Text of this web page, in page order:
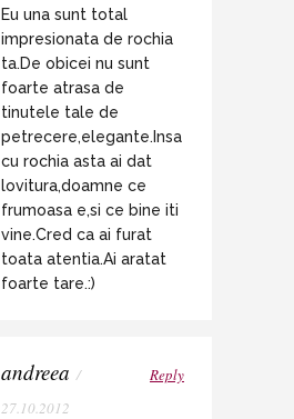
Eu una sunt total
impresionata de rochia
ta.De obicei nu sunt
foarte atrasa de
tinutele tale de
petrecere,elegante.Insa
cu rochia asta ai dat
lovitura,doamne ce
frumoasa e,si ce bine iti
vine.Cred ca ai furat
toata atentia.Ai aratat
foarte tare.:)
andreea /
27.10.2012
Reply